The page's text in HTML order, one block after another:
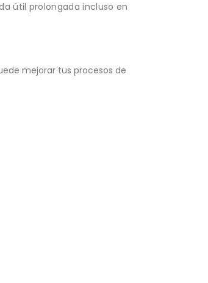
útil prolongada incluso en
mejorar tus procesos de